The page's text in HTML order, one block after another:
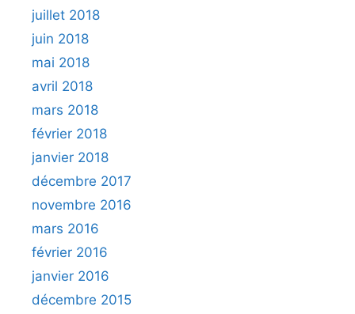
juillet 2018
juin 2018
mai 2018
avril 2018
mars 2018
février 2018
janvier 2018
décembre 2017
novembre 2016
mars 2016
février 2016
janvier 2016
décembre 2015